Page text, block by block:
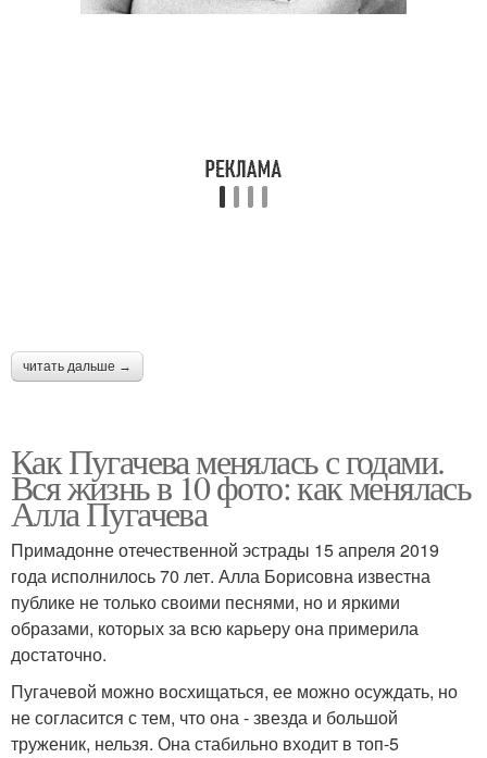
читать дальше →
Как Пугачева менялась с годами.
Вся жизнь в 10 фото: как менялась
Алла Пугачева
Примадонне отечественной эстрады 15 апреля 2019
года исполнилось 70 лет. Алла Борисовна известна
публике не только своими песнями, но и яркими
образами, которых за всю карьеру она примерила
достаточно.
Пугачевой можно восхищаться, ее можно осуждать, но
не согласится с тем, что она - звезда и большой
труженик, нельзя. Она стабильно входит в топ-5